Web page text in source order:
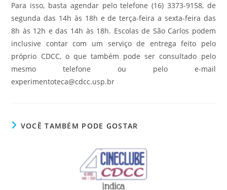
Para isso, basta agendar pelo telefone (16) 3373-9158, de
segunda das 14h às 18h e de terça-feira a sexta-feira das
8h às 12h e das 14h às 18h. Escolas de São Carlos podem
inclusive contar com um serviço de entrega feito pelo
próprio CDCC, o que também pode ser consultado pelo
mesmo telefone ou pelo e-mail
experimentoteca@cdcc.usp.br
VOCÊ TAMBÉM PODE GOSTAR